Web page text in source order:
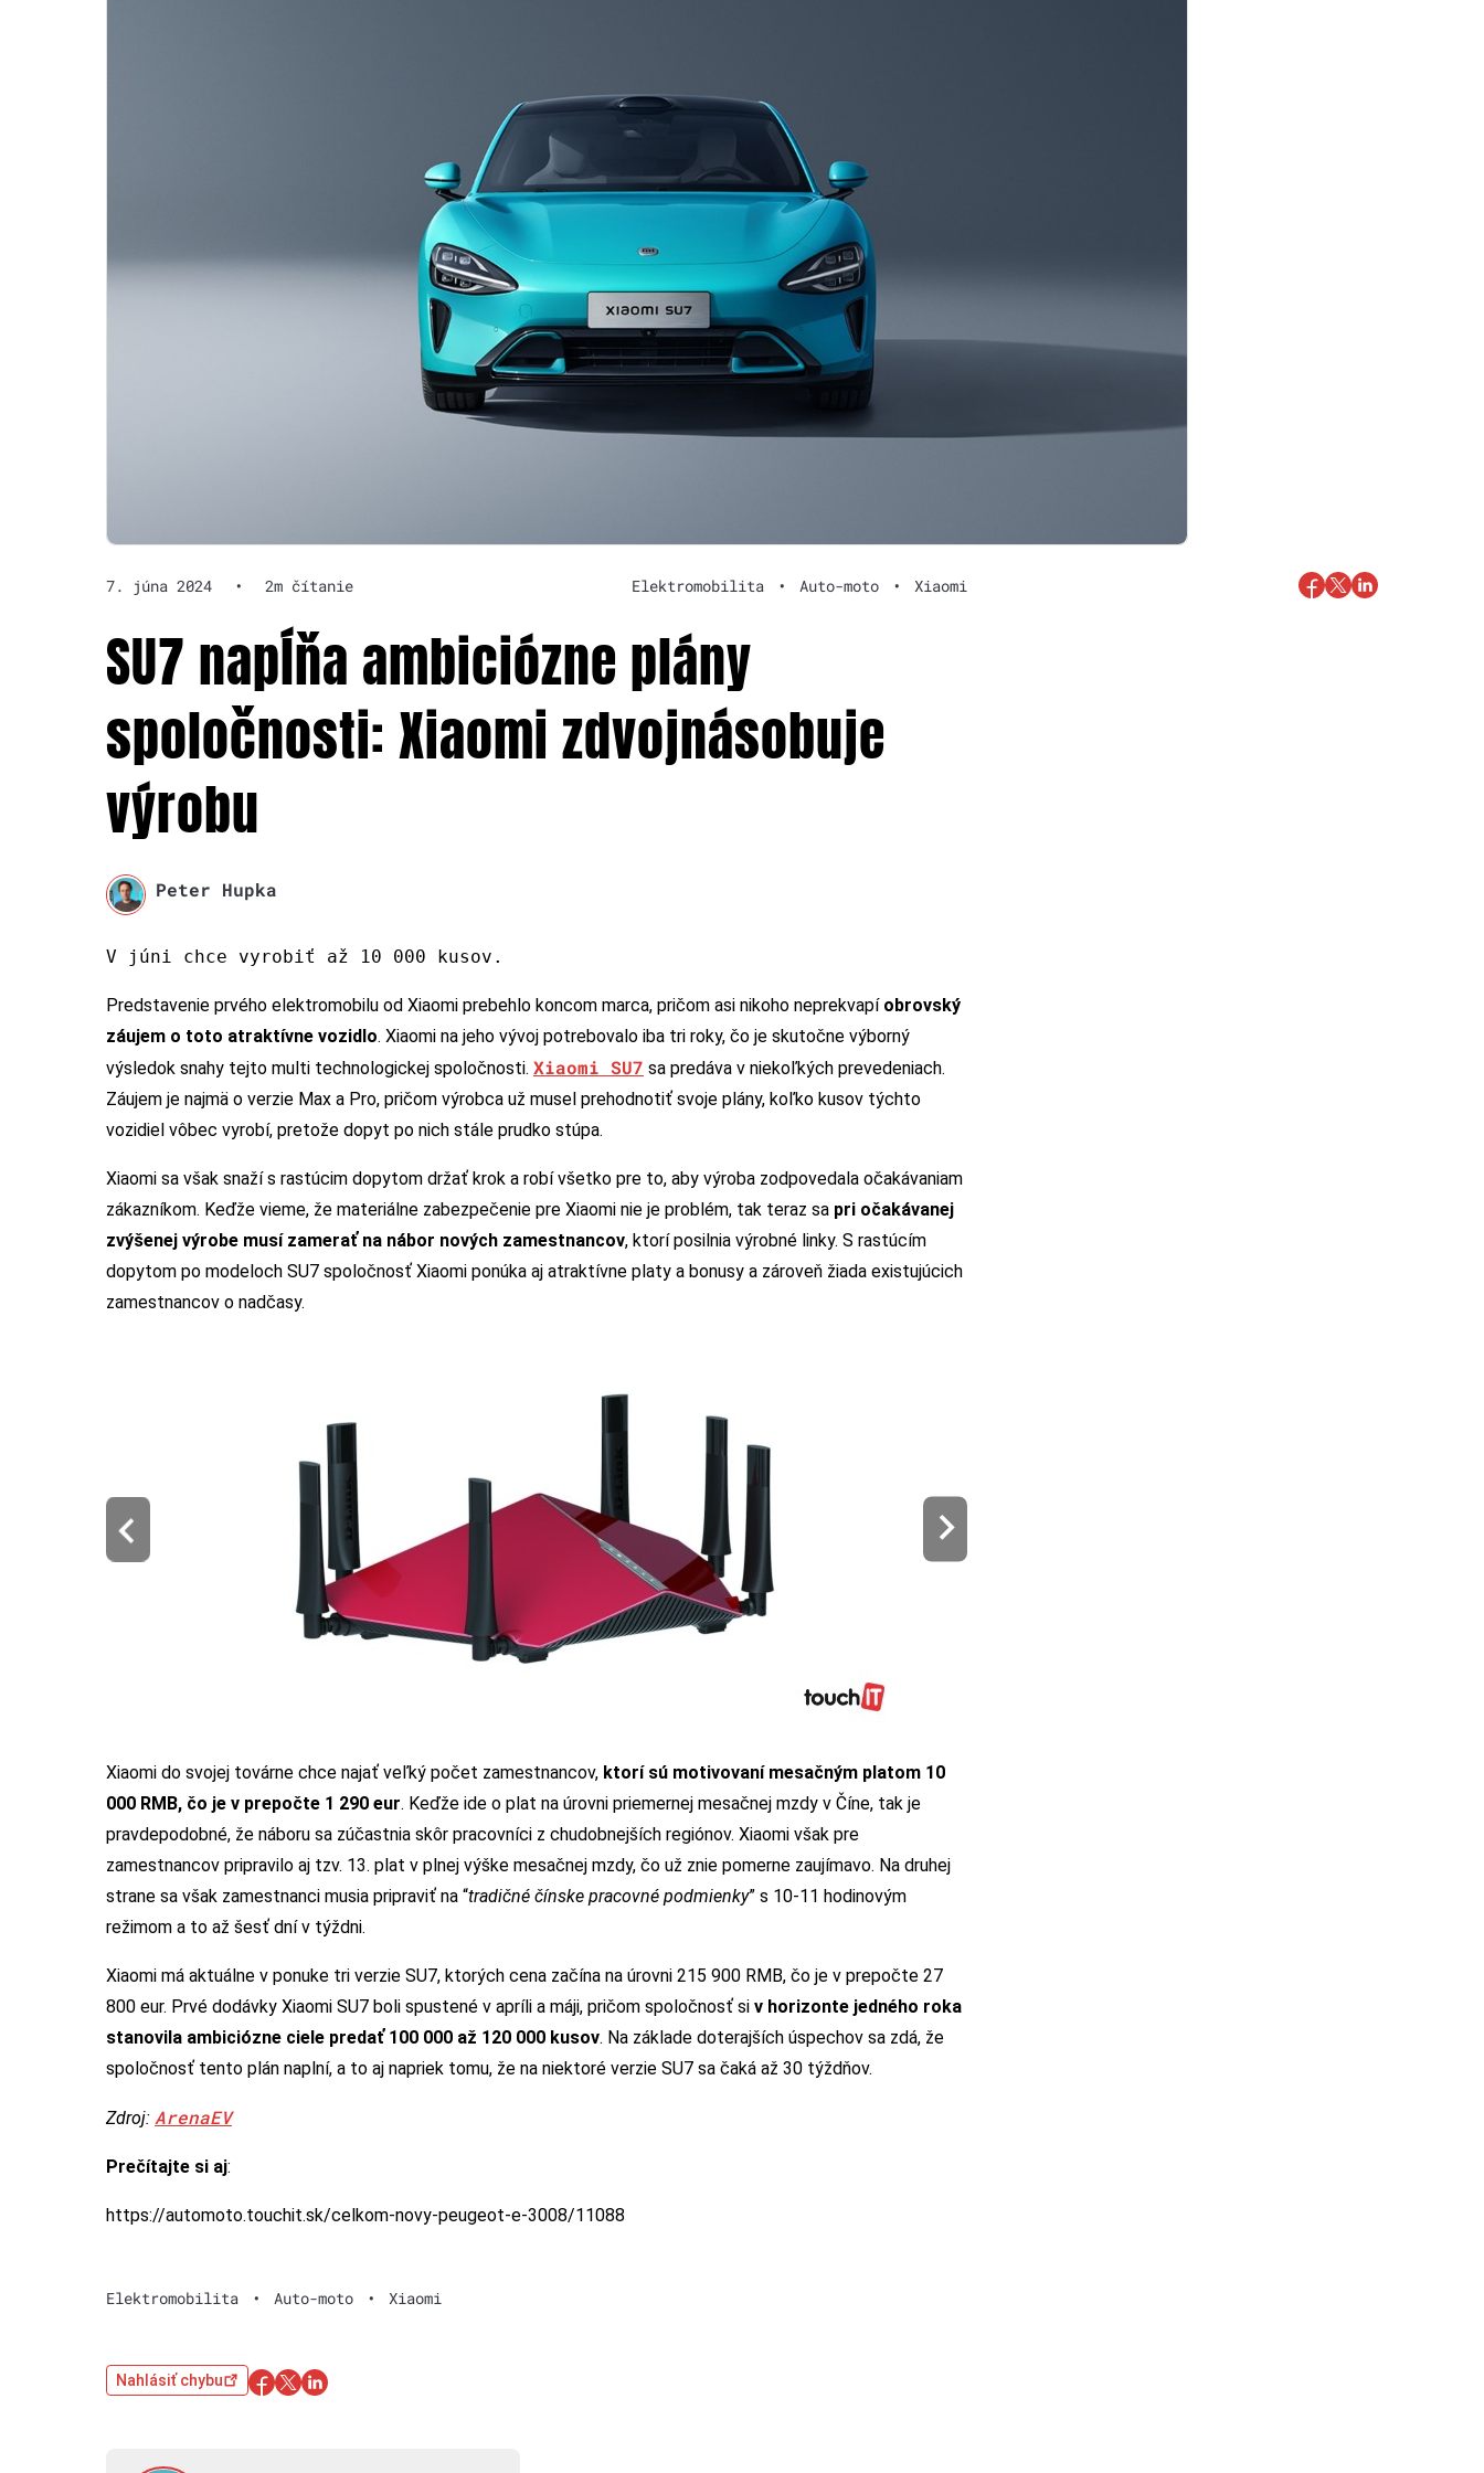
7. júna 2024 • 2m čítanie Elektromobilita • Auto-moto • Xiaomi
SU7 napĺňa ambiciózne plány
spoločnosti: Xiaomi zdvojnásobuje
výrobu
Peter Hupka
V júni chce vyrobiť až 10 000 kusov.
Predstavenie prvého elektromobilu od Xiaomi prebehlo koncom marca, pričom asi nikoho neprekvapí obrovský
záujem o toto atraktívne vozidlo. Xiaomi na jeho vývoj potrebovalo iba tri roky, čo je skutočne výborný
výsledok snahy tejto multi technologickej spoločnosti. Xiaomi SU7 sa predáva v niekoľkých prevedeniach.
Záujem je najmä o verzie Max a Pro, pričom výrobca už musel prehodnotiť svoje plány, koľko kusov týchto
vozidiel vôbec vyrobí, pretože dopyt po nich stále prudko stúpa.
Xiaomi sa však snaží s rastúcim dopytom držať krok a robí všetko pre to, aby výroba zodpovedala očakávaniam
zákazníkom. Keďže vieme, že materiálne zabezpečenie pre Xiaomi nie je problém, tak teraz sa pri očakávanej
zvýšenej výrobe musí zamerať na nábor nových zamestnancov, ktorí posilnia výrobné linky. S rastúcím
dopytom po modeloch SU7 spoločnosť Xiaomi ponúka aj atraktívne platy a bonusy a zároveň žiada existujúcich
zamestnancov o nadčasy.
Xiaomi do svojej továrne chce najať veľký počet zamestnancov, ktorí sú motivovaní mesačným platom 10
000 RMB, čo je v prepočte 1 290 eur. Keďže ide o plat na úrovni priemernej mesačnej mzdy v Číne, tak je
pravdepodobné, že náboru sa zúčastnia skôr pracovníci z chudobnejších regiónov. Xiaomi však pre
zamestnancov pripravilo aj tzv. 13. plat v plnej výške mesačnej mzdy, čo už znie pomerne zaujímavo. Na druhej
strane sa však zamestnanci musia pripraviť na “tradičné čínske pracovné podmienky” s 10-11 hodinovým
režimom a to až šesť dní v týždni.
Xiaomi má aktuálne v ponuke tri verzie SU7, ktorých cena začína na úrovni 215 900 RMB, čo je v prepočte 27
800 eur. Prvé dodávky Xiaomi SU7 boli spustené v apríli a máji, pričom spoločnosť si v horizonte jedného roka
stanovila ambiciózne ciele predať 100 000 až 120 000 kusov. Na základe doterajších úspechov sa zdá, že
spoločnosť tento plán naplní, a to aj napriek tomu, že na niektoré verzie SU7 sa čaká až 30 týždňov.
Zdroj: ArenaEV
Prečítajte si aj:
https://automoto.touchit.sk/celkom-novy-peugeot-e-3008/11088
Elektromobilita • Auto-moto • Xiaomi
Nahlásiť chybu